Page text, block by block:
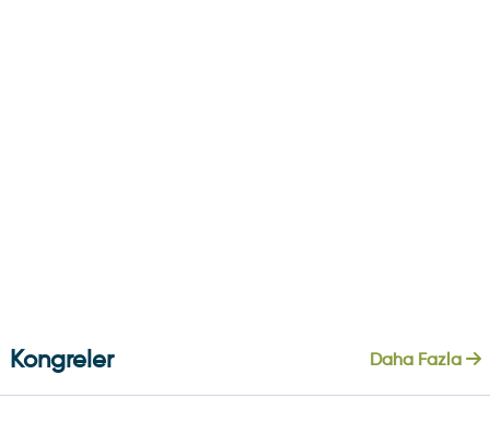
Kongreler Daha Fazla